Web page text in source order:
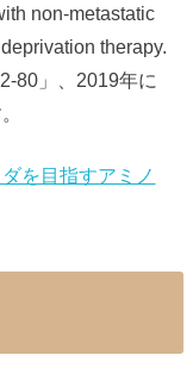
non-metastatic
therapy.
80」、2019年に
を目指すアミノ